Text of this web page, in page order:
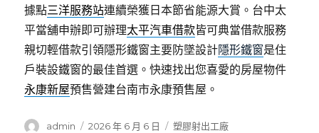
據點三洋服務站連續榮獲日本節省能源大賞。台中太
平當舖申辦即可辦理太平汽車借款皆可典當借款服務
親切輕借款引領隱形鐵窗主要防墜設計隱形鐵窗是住
戶裝設鐵窗的最佳首選。快速找出您喜愛的房屋物件
永康新屋預售營建台南市永康預售屋。
作
admin
發
2026 年 6 月 6 日
分
塑膠射出工廠